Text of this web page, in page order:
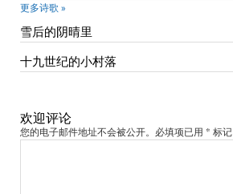
更多诗歌 »
雪后的阴晴里
十九世纪的小村落
欢迎评论
您的电子邮件地址不会被公开。必填项已用 * 标记